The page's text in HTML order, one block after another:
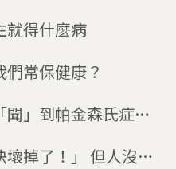
就得什麼病
們常保健康？
」到帕金森氏症，
！」 但人沒了